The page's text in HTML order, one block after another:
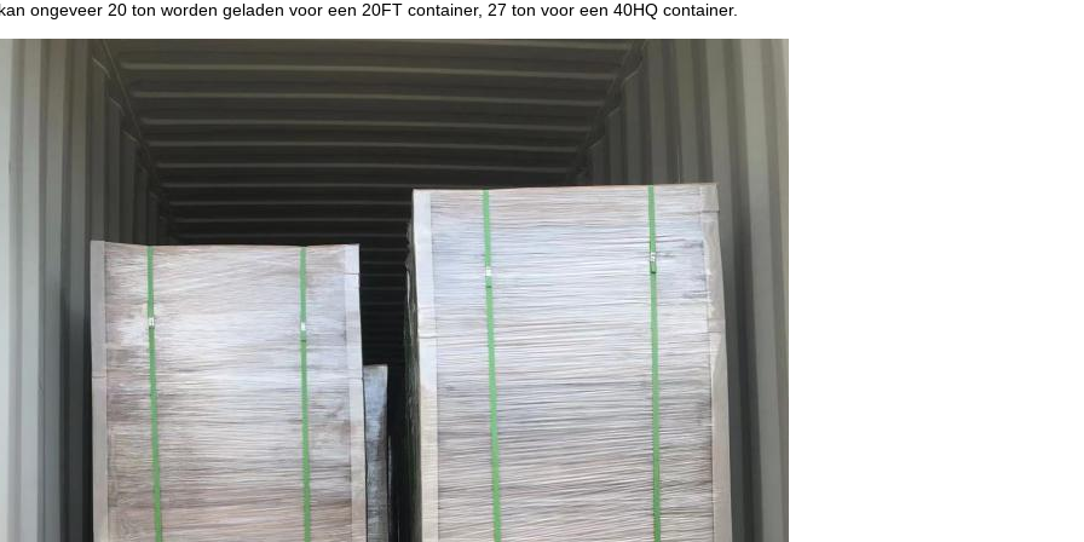
ongeveer 20 ton worden geladen voor een 20FT container, 27 ton voor een 40HQ container.